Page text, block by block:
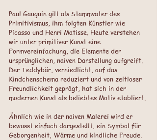
Paul Gauguin gilt als Stammvater des
Primitivismus, ihm folgten Künstler wie
Picasso und Henri Matisse. Heute verstehen
wir unter primitiver Kunst eine
Formvereinfachung, die Elemente der
ursprünglichen, naiven Darstellung aufgreift.
Der Teddybär, verniedlicht, auf das
Kindchenschema reduziert und von zeitloser
Freundlichkeit geprägt, hat sich in der
modernen Kunst als beliebtes Motiv etabliert.
Ähnlich wie in der naiven Malerei wird er
bewusst einfach dargestellt, ein Symbol für
Geborgenheit, Wärme und kindliche Freude.